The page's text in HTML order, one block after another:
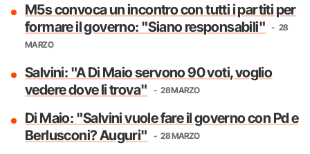
M5s convoca un incontro con tutti i partiti per
formare il governo: "Siano responsabili"
28
MARZO
Salvini: "A Di Maio servono 90 voti, voglio
vedere dove li trova"
28 MARZO
Di Maio: "Salvini vuole fare il governo con Pd e
Berlusconi? Auguri"
28 MARZO